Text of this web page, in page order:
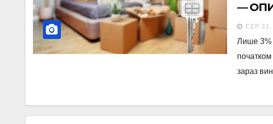
—
СЕР 31,
Лише 3%
зараз